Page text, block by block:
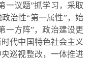
一议题”抓学习，采取
治性“第一属性”，始
一方阵”，政治建设更
代中国特色社会主义
巡视整改，一体推进